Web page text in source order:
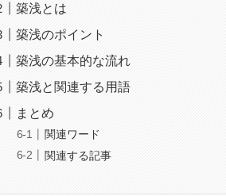
築浅とは
築浅のポイント
築浅の基本的な流れ
築浅と関連する用語
まとめ
関連ワード
関連する記事